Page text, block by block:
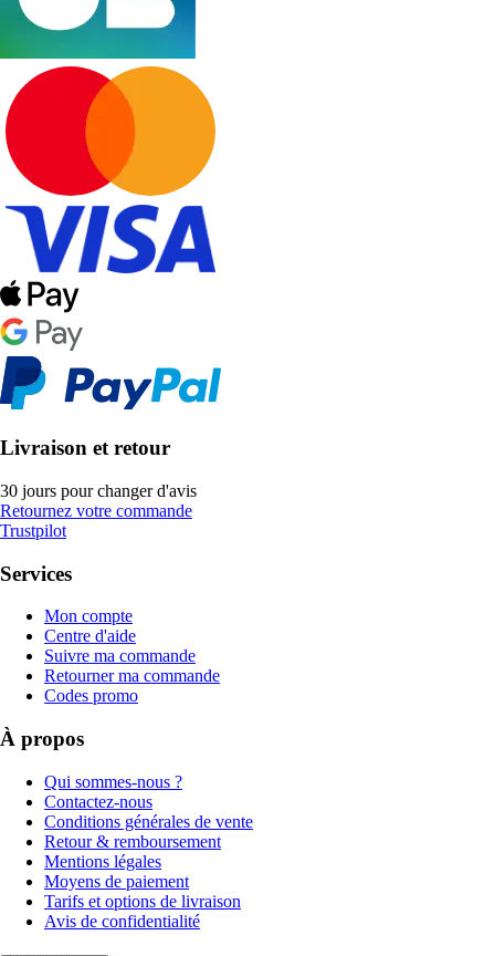
Livraison et retour
30 jours pour changer d'avis
Retournez votre commande
Trustpilot
Services
Mon compte
Centre d'aide
Suivre ma commande
Retourner ma commande
Codes promo
À propos
Qui sommes-nous ?
Contactez-nous
Conditions générales de vente
Retour & remboursement
Mentions légales
Moyens de paiement
Tarifs et options de livraison
Avis de confidentialité